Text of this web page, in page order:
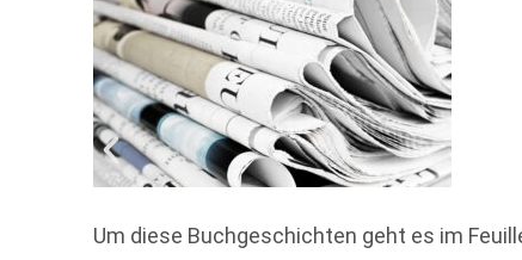
Um diese Buchgeschichten geht es im